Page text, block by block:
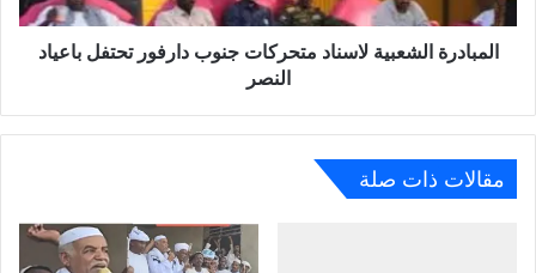
المبادرة الشعبية لاسناد متحركات جنوب دارفور تحتفل باعياد
النصر
مقالات ذات صلة